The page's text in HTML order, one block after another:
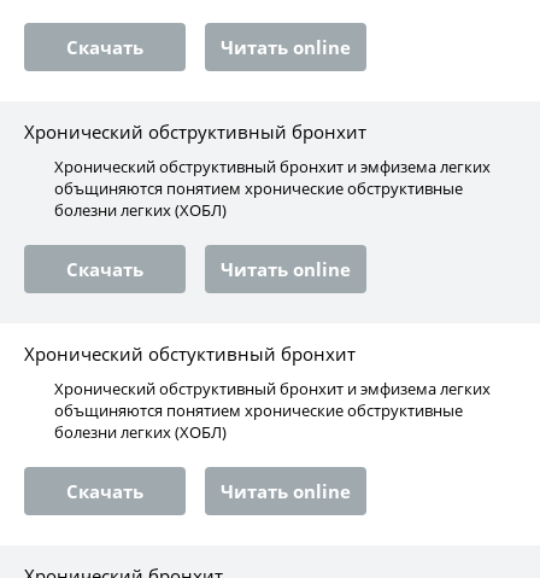
Скачать Читать online
Хронический обструктивный бронхит
Хронический обструктивный бронхит и эмфизема легких
объщиняются понятием хронические обструктивные
болезни легких (ХОБЛ)
Скачать Читать online
Хронический обстуктивный бронхит
Хронический обструктивный бронхит и эмфизема легких
объщиняются понятием хронические обструктивные
болезни легких (ХОБЛ)
Скачать Читать online